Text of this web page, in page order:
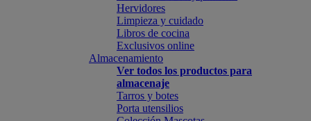
Hervidores
Limpieza y cuidado
Libros de cocina
Exclusivos online
Almacenamiento
Ver todos los productos para
almacenaje
Tarros y botes
Porta utensilios